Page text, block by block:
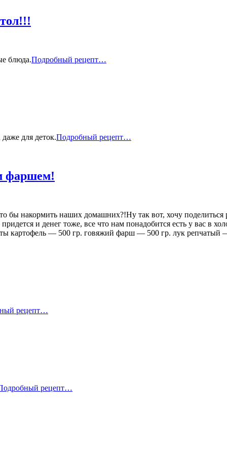
блюда.Подробный рецепт…
для деток.Подробный рецепт…
фаршем!
бы накормить наших домашних?!Ну так вот, хочу поделиться
и денег тоже, все что нам понадобится есть у вас в
картофель — 500 гр. говяжий фарш — 500 гр. лук
рецепт…
рецепт…